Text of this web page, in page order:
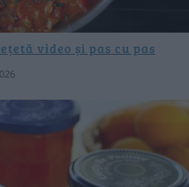
video și pas cu pas